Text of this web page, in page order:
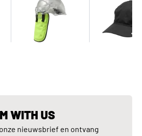
WITH US
nieuwsbrief en ontvang